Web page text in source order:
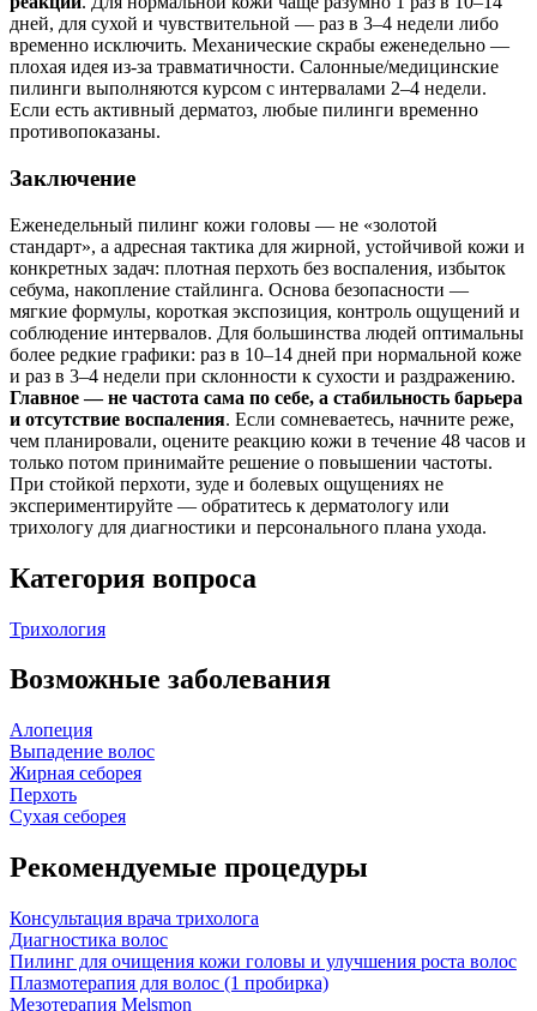
дней, для сухой и чувствительной — раз в 3–4 недели либо
временно исключить. Механические скрабы еженедельно —
плохая идея из‑за травматичности. Салонные/медицинские
пилинги выполняются курсом с интервалами 2–4 недели.
Если есть активный дерматоз, любые пилинги временно
противопоказаны.
Заключение
Еженедельный пилинг кожи головы — не «золотой
стандарт», а адресная тактика для жирной, устойчивой кожи и
конкретных задач: плотная перхоть без воспаления, избыток
себума, накопление стайлинга. Основа безопасности —
мягкие формулы, короткая экспозиция, контроль ощущений и
соблюдение интервалов. Для большинства людей оптимальны
более редкие графики: раз в 10–14 дней при нормальной коже
и раз в 3–4 недели при склонности к сухости и раздражению.
Главное — не частота сама по себе, а стабильность барьера
и отсутствие воспаления. Если сомневаетесь, начните реже,
чем планировали, оцените реакцию кожи в течение 48 часов и
только потом принимайте решение о повышении частоты.
При стойкой перхоти, зуде и болевых ощущениях не
экспериментируйте — обратитесь к дерматологу или
трихологу для диагностики и персонального плана ухода.
Категория вопроса
Трихология
Возможные заболевания
Алопеция
Выпадение волос
Жирная себорея
Перхоть
Сухая себорея
Рекомендуемые процедуры
Консультация врача трихолога
Диагностика волос
Пилинг для очищения кожи головы и улучшения роста волос
Плазмотерапия для волос (1 пробирка)
Мезотерапия Melsmon